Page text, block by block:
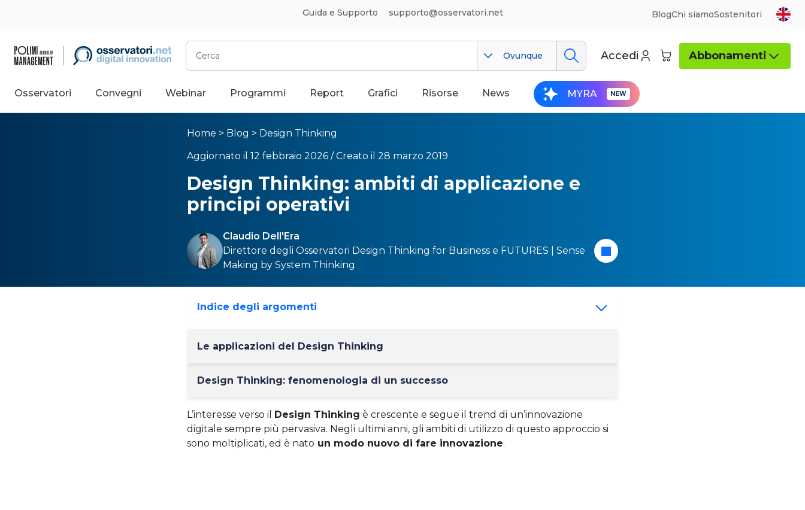
Guida e Supporto supporto@osservatori.net BlogChi siamoSostenitori
Cerca
Ovunque Accedi Abbonamenti
Osservatori Convegni Webinar Programmi Report Grafici Risorse News MYRA
Home > Blog > Design Thinking
Aggiornato il 12 febbraio 2026 / Creato il 28 marzo 2019
Design Thinking: ambiti di applicazione e
principi operativi
Claudio Dell'Era
Direttore degli Osservatori Design Thinking for Business e FUTURES | Sense
Making by System Thinking
Indice degli argomenti
Le applicazioni del Design Thinking
Design Thinking: fenomenologia di un successo
L’interesse verso il Design Thinking è crescente e segue il trend di un’innovazione
digitale sempre più pervasiva. Negli ultimi anni, gli ambiti di utilizzo di questo approccio si
sono moltiplicati, ed è nato un modo nuovo di fare innovazione.